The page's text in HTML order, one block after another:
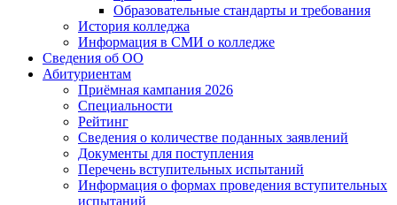
Образовательные стандарты и требования
История колледжа
Информация в СМИ о колледже
Сведения об ОО
Абитуриентам
Приёмная кампания 2026
Специальности
Рейтинг
Сведения о количестве поданных заявлений
Документы для поступления
Перечень вступительных испытаний
Информация о формах проведения вступительных
испытаний